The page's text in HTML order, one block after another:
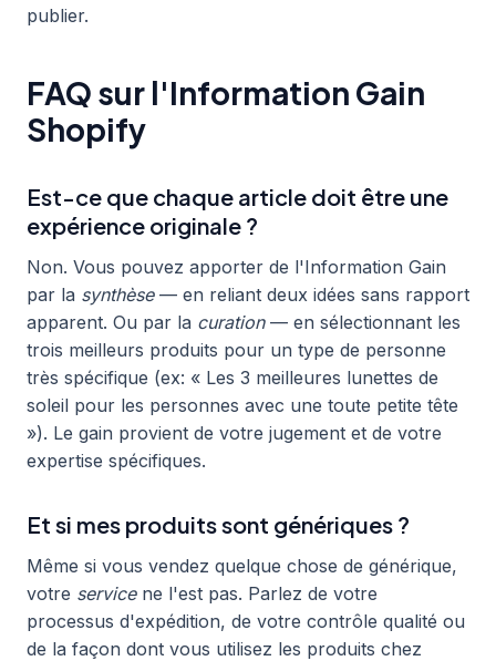
publier.
FAQ sur l'Information Gain
Shopify
Est-ce que chaque article doit être une
expérience originale ?
Non. Vous pouvez apporter de l'Information Gain
par la synthèse— en reliant deux idées sans rapport
apparent. Ou par la curation— en sélectionnant les
trois meilleurs produits pour un type de personne
très spécifique (ex: « Les 3 meilleures lunettes de
soleil pour les personnes avec une toute petite tête
»). Le gain provient de votre jugement et de votre
expertise spécifiques.
Et si mes produits sont génériques ?
Même si vous vendez quelque chose de générique,
votre servicene l'est pas. Parlez de votre
processus d'expédition, de votre contrôle qualité ou
de la façon dont vous utilisez les produits chez